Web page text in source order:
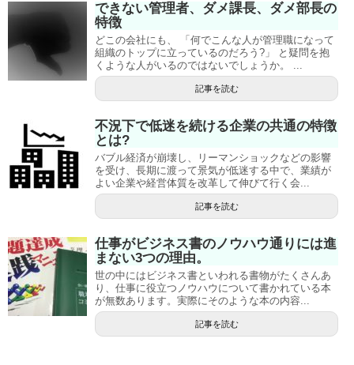
できない管理者、ダメ課長、ダメ部長の
特徴
どこの会社にも、 「何でこんな人が管理職になって
組織のトップに立っているのだろう?」 と疑問を抱
くような人がいるのではないでしょうか。 ...
記事を読む
不況下で低迷を続ける企業の共通の特徴
とは?
バブル経済が崩壊し、リーマンショックなどの影響
を受け、長期に渡って景気が低迷する中で、業績が
よい企業や経営体質を改革して伸びて行く会...
記事を読む
仕事がビジネス書のノウハウ通りには進
まない3つの理由。
世の中にはビジネス書といわれる書物がたくさんあ
り、仕事に役立つノウハウについて書かれている本
が無数あります。実際にそのような本の内容...
記事を読む